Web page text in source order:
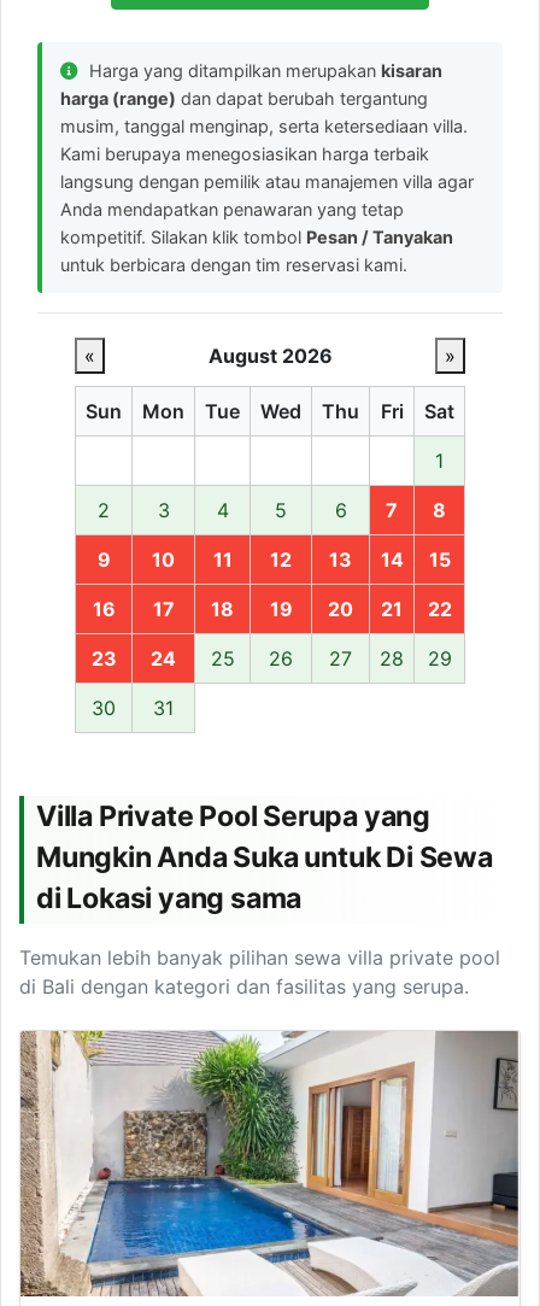
Harga yang ditampilkan merupakan kisaran
harga (range) dan dapat berubah tergantung
musim, tanggal menginap, serta ketersediaan villa.
Kami berupaya menegosiasikan harga terbaik
langsung dengan pemilik atau manajemen villa agar
Anda mendapatkan penawaran yang tetap
kompetitif. Silakan klik tombol Pesan / Tanyakan
untuk berbicara dengan tim reservasi kami.
« August 2026 »
Sun Mon Tue Wed Thu Fri Sat
1
2 3 4 5 6 7 8
9 10 11 12 13 14 15
16 17 18 19 20 21 22
23 24 25 26 27 28 29
30 31
Villa Private Pool Serupa yang
Mungkin Anda Suka untuk Di Sewa
di Lokasi yang sama
Temukan lebih banyak pilihan sewa villa private pool
di Bali dengan kategori dan fasilitas yang serupa.